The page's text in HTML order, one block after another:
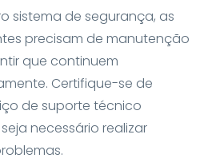
sistema de segurança, as
precisam de manutenção
que continuem
Certifique-se de
de suporte técnico
necessário realizar